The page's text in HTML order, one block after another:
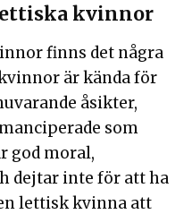
kvinnor
finns det några
är kända för
åsikter,
som
god moral,
dejtar inte för att ha
lettisk kvinna att